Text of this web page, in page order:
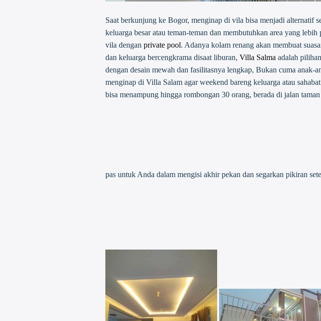
Saat berkunjung ke Bogor, menginap di vila bisa menjadi alternatif
keluarga besar atau teman-teman dan membutuhkan area yang
vila dengan private pool. Adanya kolam renang akan membuat
dan keluarga bercengkrama disaat liburan, Villa Salma adalah
dengan desain mewah dan fasilitasnya lengkap, Bukan cuma
menginap di Villa Salam agar weekend bareng keluarga atau
bisa menampung hingga rombongan 30 orang, berada di jalan
pas untuk Anda dalam mengisi akhir pekan dan segarkan pikiran